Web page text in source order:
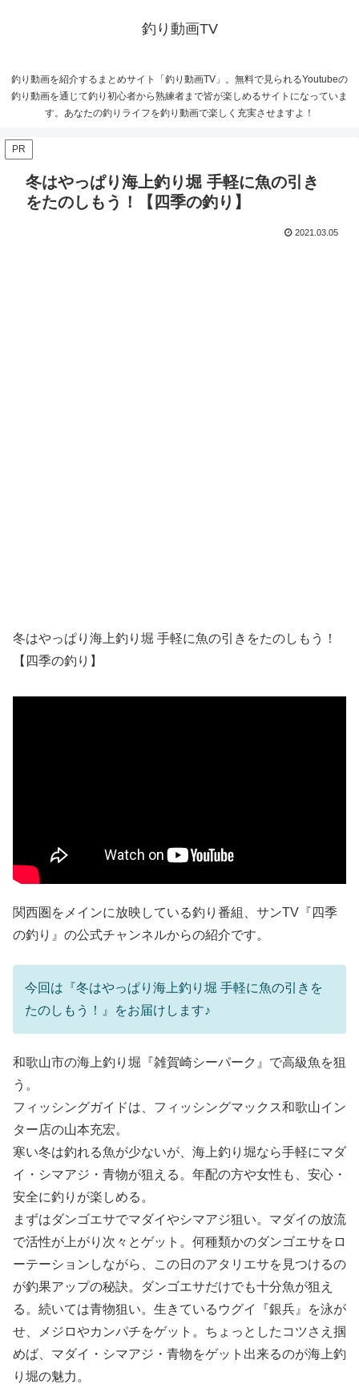
釣り動画TV
釣り動画を紹介するまとめサイト「釣り動画TV」。無料で見られるYoutubeの
釣り動画を通じて釣り初心者から熟練者まで皆が楽しめるサイトになっていま
す。あなたの釣りライフを釣り動画で楽しく充実させますよ！
PR
冬はやっぱり海上釣り堀 手軽に魚の引き
をたのしもう！【四季の釣り】
2021.03.05
冬はやっぱり海上釣り堀 手軽に魚の引きをたのしもう！
【四季の釣り】
関西圏をメインに放映している釣り番組、サンTV『四季
の釣り』の公式チャンネルからの紹介です。
今回は『冬はやっぱり海上釣り堀 手軽に魚の引きを
たのしもう！』をお届けします♪
和歌山市の海上釣り堀『雑賀崎シーパーク』で高級魚を狙
う。
フィッシングガイドは、フィッシングマックス和歌山イン
ター店の山本充宏。
寒い冬は釣れる魚が少ないが、海上釣り堀なら手軽にマダ
イ・シマアジ・青物が狙える。年配の方や女性も、安心・
安全に釣りが楽しめる。
まずはダンゴエサでマダイやシマアジ狙い。マダイの放流
で活性が上がり次々とゲット。何種類かのダンゴエサをロ
ーテーションしながら、この日のアタリエサを見つけるの
が釣果アップの秘訣。ダンゴエサだけでも十分魚が狙え
る。続いては青物狙い。生きているウグイ『銀兵』を泳が
せ、メジロやカンパチをゲット。ちょっとしたコツさえ掴
めば、マダイ・シマアジ・青物をゲット出来るのが海上釣
り堀の魅力。